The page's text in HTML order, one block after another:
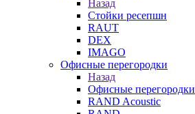
Назад
Стойки ресепшн
RAUT
DEX
IMAGO
Офисные перегородки
Назад
Офисные перегородки
RAND Acoustic